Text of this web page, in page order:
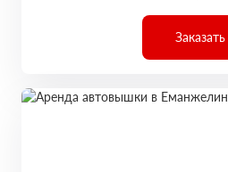
Заказать